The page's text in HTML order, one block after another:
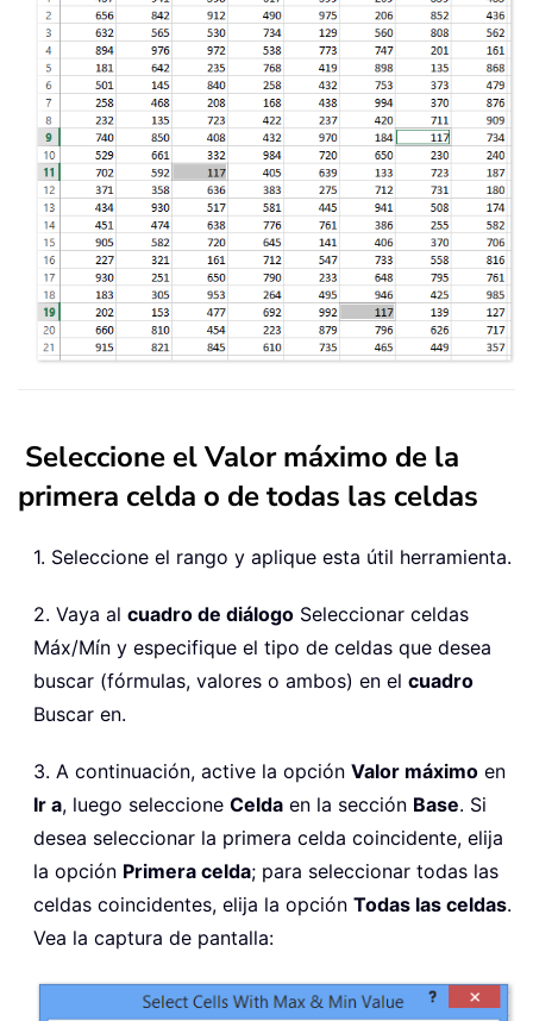
Seleccione el Valor máximo de la
primera celda o de todas las celdas
1. Seleccione el rango y aplique esta útil herramienta.
2. Vaya al cuadro de diálogo Seleccionar celdas
Máx/Mín y especifique el tipo de celdas que desea
buscar (fórmulas, valores o ambos) en el cuadro
Buscar en.
3. A continuación, active la opción Valor máximo en
Ir a, luego seleccione Celda en la sección Base. Si
desea seleccionar la primera celda coincidente, elija
la opción Primera celda; para seleccionar todas las
celdas coincidentes, elija la opción Todas las celdas.
Vea la captura de pantalla: